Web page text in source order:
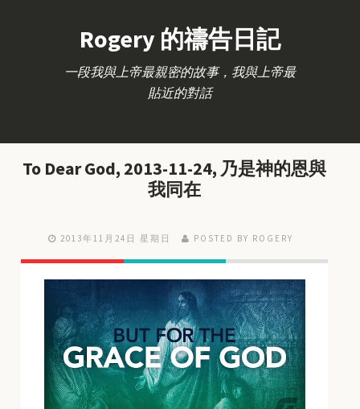
Rogery 的禱告日記
一段我與上帝最親密的故事，我與上帝最
貼近的對話
To Dear God, 2013-11-24, 乃是神的恩與
我同在
2013年11月24日 星期日 POSTED BY ROGERY